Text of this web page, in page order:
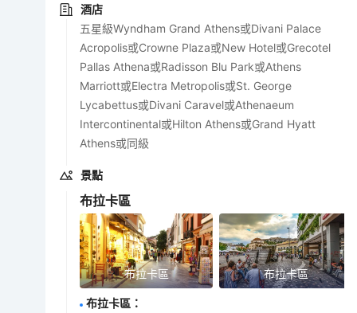
酒店
五星級Wyndham Grand Athens或Divani Palace
Acropolis或Crowne Plaza或New Hotel或Grecotel
Pallas Athena或Radisson Blu Park或Athens
Marriott或Electra Metropolis或St. George
Lycabettus或Divani Caravel或Athenaeum
Intercontinental或Hilton Athens或Grand Hyatt
Athens或同級
景點
布拉卡區
布拉卡區 布拉卡區
布拉卡區 ：